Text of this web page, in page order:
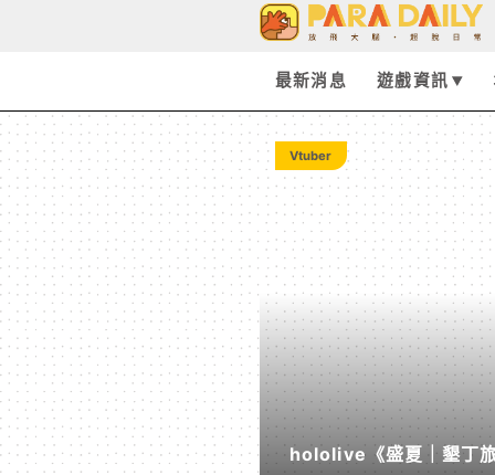
聞
-
Paradaily
-
遊
最新消息 遊戲資訊
Vtuber
hololive《盛夏｜墾丁